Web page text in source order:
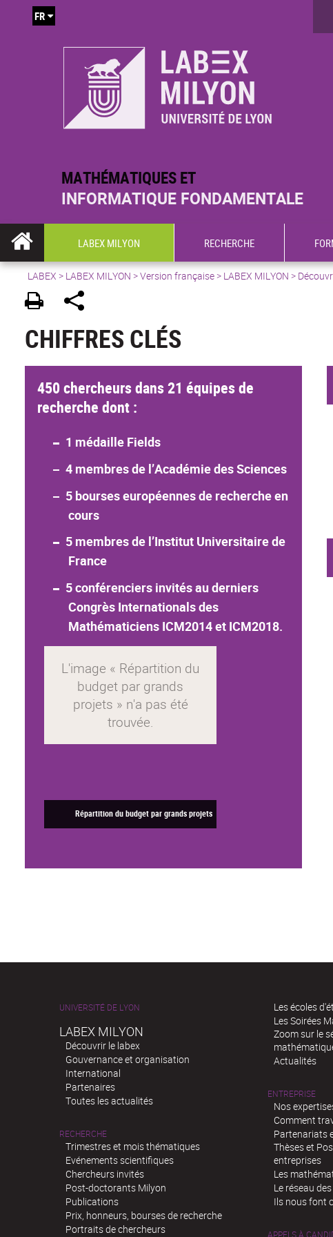
MATHÉMATIQUES ET
INFORMATIQUE FONDAMENTALE
FR
LABEX MILYON RECHERCHE
LABEX > LABEX MILYON >Version française> LABEX MILYON >
CHIFFRES CLÉS
450 chercheurs dans 21 équipes de
recherche dont :
1 médaille Fields
4 membres de l’Académie des Sciences
5 bourses européennes de recherche en
cours
5 membres de l’Institut Universitaire de
France
5 conférenciers invités au derniers
Congrès Internationals des
Mathématiciens ICM2014 et ICM2018.
Répartition du budget par grands projets
UNIVERSITÉ DE LYON
LABEX MILYON
Découvrir le labex
Gouvernance et organisation
International
Partenaires
Toutes les actualités
RECHERCHE
Trimestres et mois thématiques
Evénements scientifiques
Chercheurs invités
Post-doctorants Milyon
Publications
Prix, honneurs, bourses de recherche
Portraits de chercheurs
Les écoles
Les Soirées
Zoom sur le
Actualités
ENTREPRISE
Nos
Comment
Partenariats
Thèses et
entreprises
Les
Le réseau
Ils nous font
APPELS À